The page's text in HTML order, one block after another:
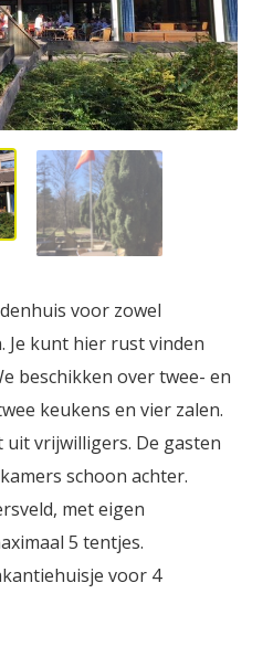
voor zowel
Je kunt hier rust vinden
beschikken over twee- en
keukens en vier zalen.
vrijwilligers. De gasten
schoon achter.
met eigen
5 tentjes.
voor 4